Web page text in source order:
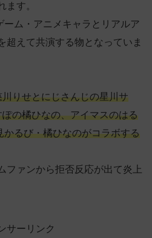
ます。
ーム・アニメキャラとリアルア
超えて共演する物となっていま
りせとにじさんじの星川サ
の橘ひなの、アイマスのはる
かるび・橘ひなのがコラボする
ファンから拒否反応が出て炎上
サーリンク